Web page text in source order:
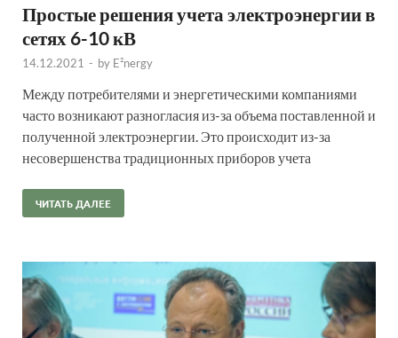
Простые решения учета электроэнергии в
сетях 6-10 кВ
14.12.2021 - by E²nergy
Между потребителями и энергетическими компаниями
часто возникают разногласия из-за объема поставленной и
полученной электроэнергии. Это происходит из-за
несовершенства традиционных приборов учета
ЧИТАТЬ ДАЛЕЕ